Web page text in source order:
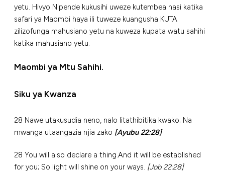
yetu. Hivyo Nipende kukusihi uweze kutembea nasi katika
safari ya Maombi haya ili tuweze kuangusha KUTA
zilizofunga mahusiano yetu na kuweza kupata watu sahihi
katika mahusiano yetu.
Maombi ya Mtu Sahihi.
Siku ya Kwanza
28 Nawe utakusudia neno, nalo litathibitika kwako; Na
mwanga utaangazia njia zako [Ayubu 22:28]
28 You will also declare a thing.And it will be established
for you; So light will shine on your ways. [Job 22:28]